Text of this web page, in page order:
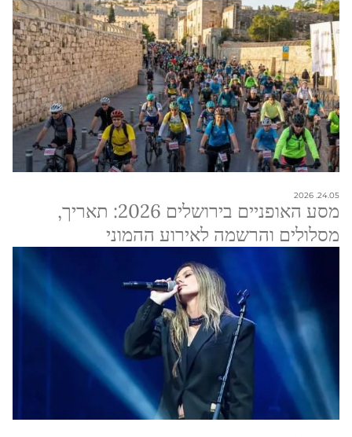
24.05. 2026
מסע האופניים בירושלים 2026: תאריך,
מסלולים והרשמה לאירוע ההמוני